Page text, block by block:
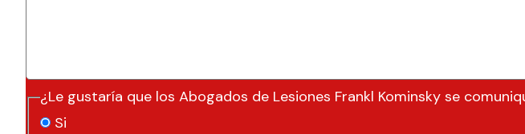
¿Le gustaría que los Abogados de Lesiones Frankl Kominsky se
Si